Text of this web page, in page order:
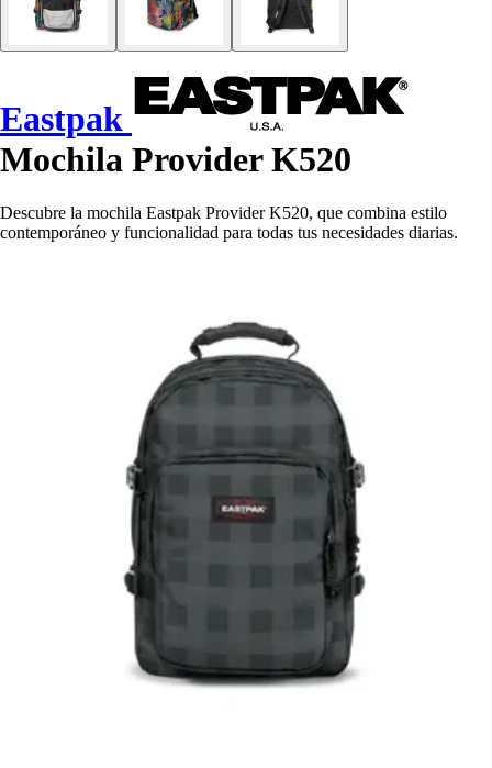
Eastpak
Mochila Provider K520
Descubre la mochila Eastpak Provider K520, que combina estilo
contemporáneo y funcionalidad para todas tus necesidades diarias.